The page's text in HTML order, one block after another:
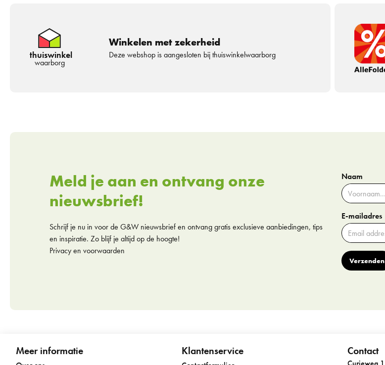
thuiswinkel
waarborg
Winkelen met zekerheid
Deze webshop is aangesloten bij thuiswinkelwaarborg
Meld je aan en ontvang onze
nieuwsbrief!
Schrijf je nu in voor de G&W nieuwsbrief en ontvang gratis exclusieve aanbiedingen, tips
en inspiratie. Zo blijf je altijd op de hoogte!
Privacy en voorwaarden
Naam
E-mailadres
Verzenden
Meer informatie Klantenservice Contact